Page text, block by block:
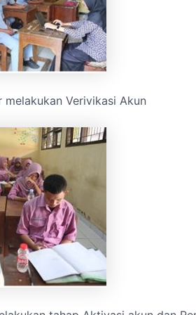
melakukan Verivikasi Akun